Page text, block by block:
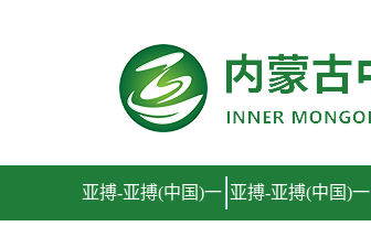
亚搏-亚搏(中国)一 亚搏-亚搏(中国)一